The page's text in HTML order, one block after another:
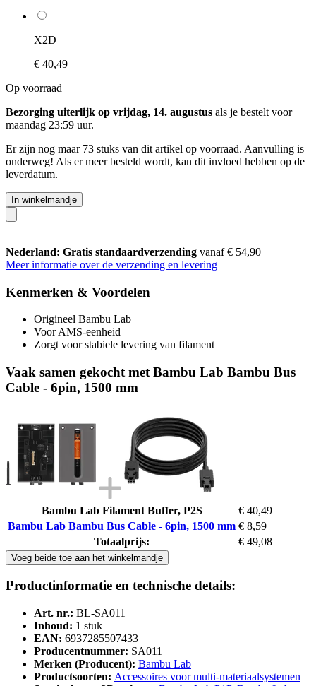
X2D
€ 40,49
Op voorraad
Bezorging uiterlijk op vrijdag, 14. augustus als je bestelt voor
maandag 23:59 uur.
Er zijn nog maar 73 stuks van dit artikel op voorraad. Aanvulling is
onderweg! Als er meer besteld wordt, kan dit invloed hebben op de
leverdatum.
In winkelmandje
Nederland: Gratis standaardverzending vanaf € 54,90
Meer informatie over de verzending en levering
Kenmerken & Voordelen
Origineel Bambu Lab
Voor AMS-eenheid
Zorgt voor stabiele levering van filament
Vaak samen gekocht met Bambu Lab Bambu Bus
Cable - 6pin, 1500 mm
Bambu Lab Filament Buffer, P2S
€ 40,49
Bambu Lab Bambu Bus Cable - 6pin, 1500 mm € 8,59
Totaalprijs:
€ 49,08
Voeg beide toe aan het winkelmandje
Productinformatie en technische details:
Art. nr.: BL-SA011
Inhoud: 1 stuk
EAN: 6937285507433
Producentnummer: SA011
Merken (Producent): Bambu Lab
Productsoorten: Accessoires voor multi-materiaalsystemen